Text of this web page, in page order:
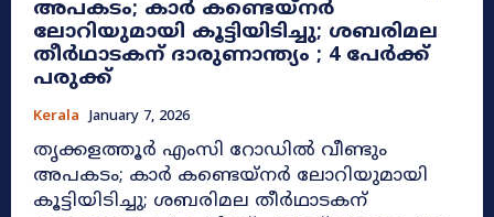
അപകടം; കാർ കണ്ടെയ്നർ
ലോറിയുമായി കൂട്ടിയിടിച്ചു; ശബരിമല
തീർഥാടകന് ദാരുണാന്ത്യം ; 4 പേർക്ക്
പരുക്ക്
Kerala January 7, 2026
തൃക്കളത്തൂർ എംസി റോഡിൽ വീണ്ടും
അപകടം; കാർ കണ്ടെയ്നർ ലോറിയുമായി
കൂട്ടിയിടിച്ചു; ശബരിമല തീർഥാടകന്